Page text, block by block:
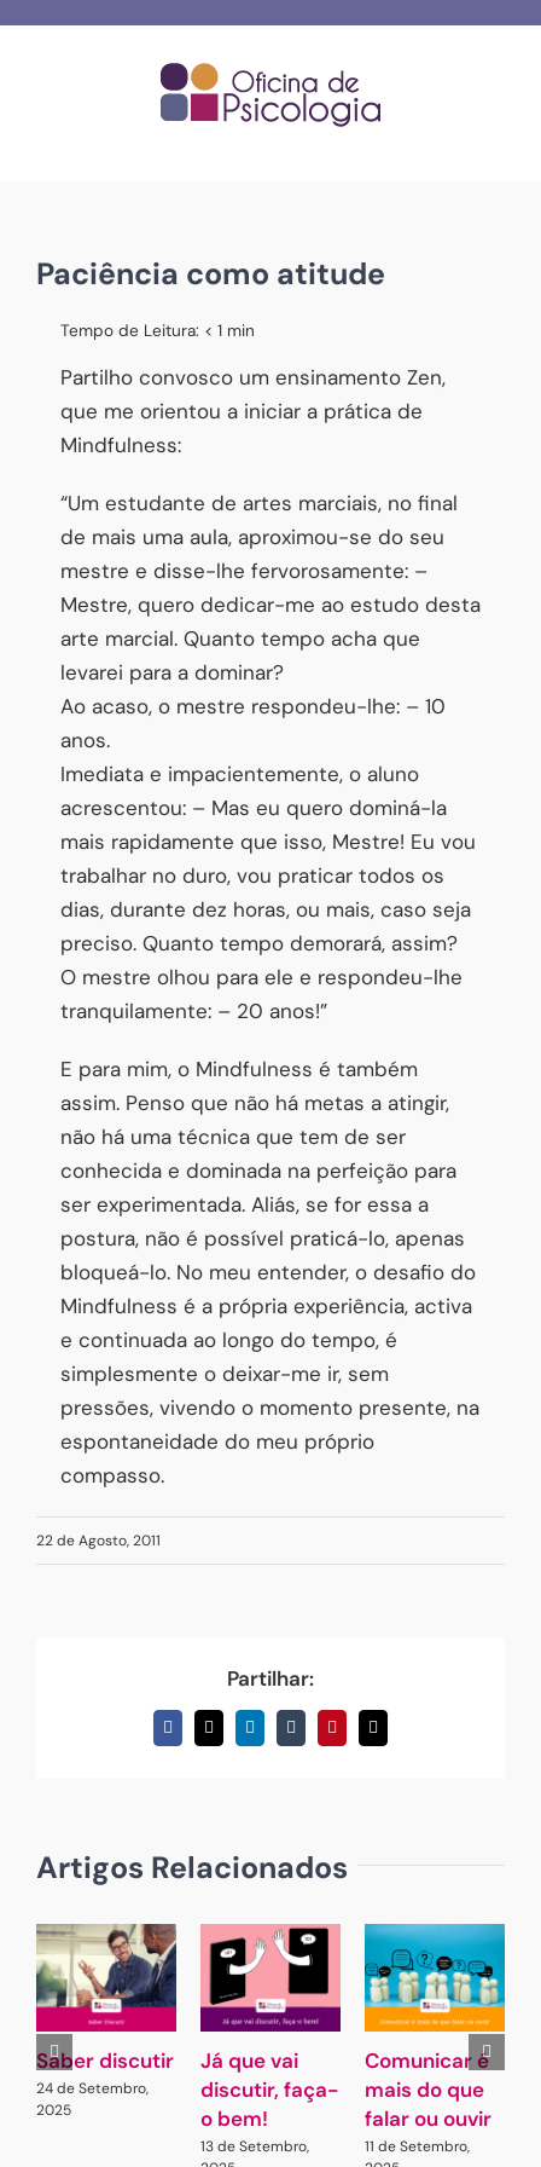
Paciência como atitude
Tempo de Leitura: < 1 min
Partilho convosco um ensinamento Zen,
que me orientou a iniciar a prática de
Mindfulness:
“Um estudante de artes marciais, no final
de mais uma aula, aproximou-se do seu
mestre e disse-lhe fervorosamente: –
Mestre, quero dedicar-me ao estudo desta
arte marcial. Quanto tempo acha que
levarei para a dominar?
Ao acaso, o mestre respondeu-lhe: – 10
anos.
Imediata e impacientemente, o aluno
acrescentou: – Mas eu quero dominá-la
mais rapidamente que isso, Mestre! Eu vou
trabalhar no duro, vou praticar todos os
dias, durante dez horas, ou mais, caso seja
preciso. Quanto tempo demorará, assim?
O mestre olhou para ele e respondeu-lhe
tranquilamente: – 20 anos!”
E para mim, o Mindfulness é também
assim. Penso que não há metas a atingir,
não há uma técnica que tem de ser
conhecida e dominada na perfeição para
ser experimentada. Aliás, se for essa a
postura, não é possível praticá-lo, apenas
bloqueá-lo. No meu entender, o desafio do
Mindfulness é a própria experiência, activa
e continuada ao longo do tempo, é
simplesmente o deixar-me ir, sem
pressões, vivendo o momento presente, na
espontaneidade do meu próprio
compasso.
22 de Agosto, 2011
Partilhar:
Facebook
X LinkedInTumblrPinterestEmail
(necessário
Artigos Relacionados
Saber discutir
24 de Setembro,
2025
Já que vai
discutir, faça-
o bem!
13 de Setembro,
Comunicar é
mais do que
falar ou ouvir
11 de Setembro,